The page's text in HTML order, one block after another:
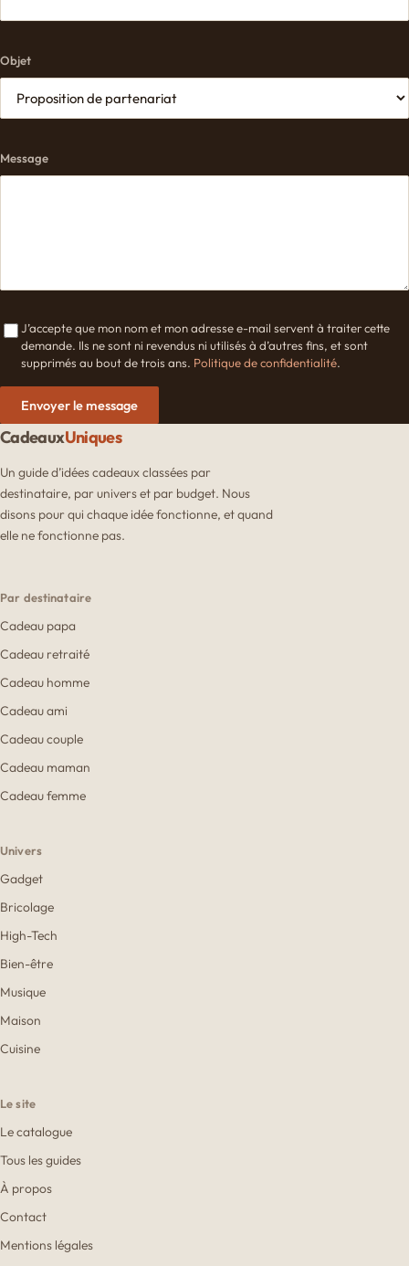
Objet
Message
J’accepte que mon nom et mon adresse e-mail servent à traiter cette
demande. Ils ne sont ni revendus ni utilisés à d’autres fins, et sont
supprimés au bout de trois ans. Politique de confidentialité.
Envoyer le message
CadeauxUniques
Un guide d’idées cadeaux classées par
destinataire, par univers et par budget. Nous
disons pour qui chaque idée fonctionne, et quand
elle ne fonctionne pas.
Par destinataire
Cadeau papa
Cadeau retraité
Cadeau homme
Cadeau ami
Cadeau couple
Cadeau maman
Cadeau femme
Univers
Gadget
Bricolage
High-Tech
Bien-être
Musique
Maison
Cuisine
Le site
Le catalogue
Tous les guides
À propos
Contact
Mentions légales